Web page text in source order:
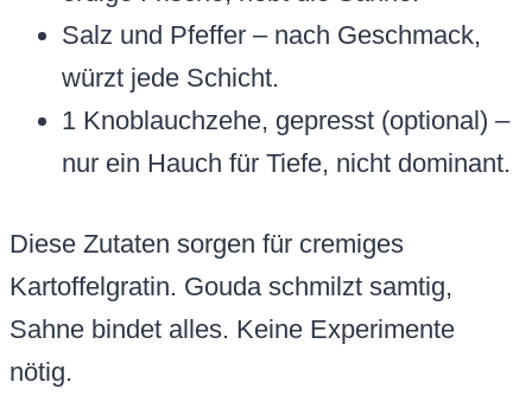
Salz und Pfeffer – nach Geschmack,
würzt jede Schicht.
1 Knoblauchzehe, gepresst (optional) –
nur ein Hauch für Tiefe, nicht dominant.
Diese Zutaten sorgen für cremiges
Kartoffelgratin. Gouda schmilzt samtig,
Sahne bindet alles. Keine Experimente
nötig.